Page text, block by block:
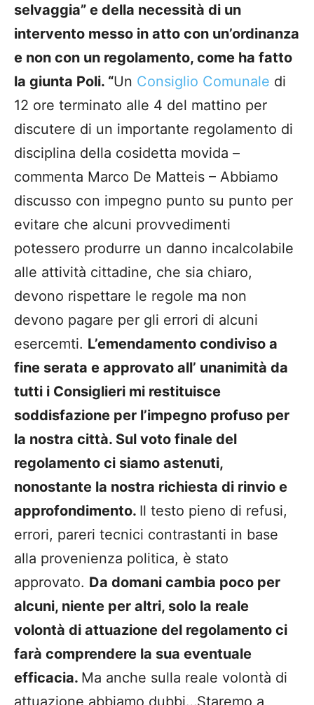
selvaggia” e della necessità di un
intervento messo in atto con un’ordinanza
e non con un regolamento, come ha fatto
la giunta Poli. “Un Consiglio Comunale di
12 ore terminato alle 4 del mattino per
discutere di un importante regolamento di
disciplina della cosidetta movida –
commenta Marco De Matteis – Abbiamo
discusso con impegno punto su punto per
evitare che alcuni provvedimenti
potessero produrre un danno incalcolabile
alle attività cittadine, che sia chiaro,
devono rispettare le regole ma non
devono pagare per gli errori di alcuni
esercemti. L’emendamento condiviso a
fine serata e approvato all’ unanimità da
tutti i Consiglieri mi restituisce
soddisfazione per l’impegno profuso per
la nostra città. Sul voto finale del
regolamento ci siamo astenuti,
nonostante la nostra richiesta di rinvio e
approfondimento. Il testo pieno di refusi,
errori, pareri tecnici contrastanti in base
alla provenienza politica, è stato
approvato. Da domani cambia poco per
alcuni, niente per altri, solo la reale
volontà di attuazione del regolamento ci
farà comprendere la sua eventuale
efficacia. Ma anche sulla reale volontà di
attuazione abbiamo dubbi…Staremo a